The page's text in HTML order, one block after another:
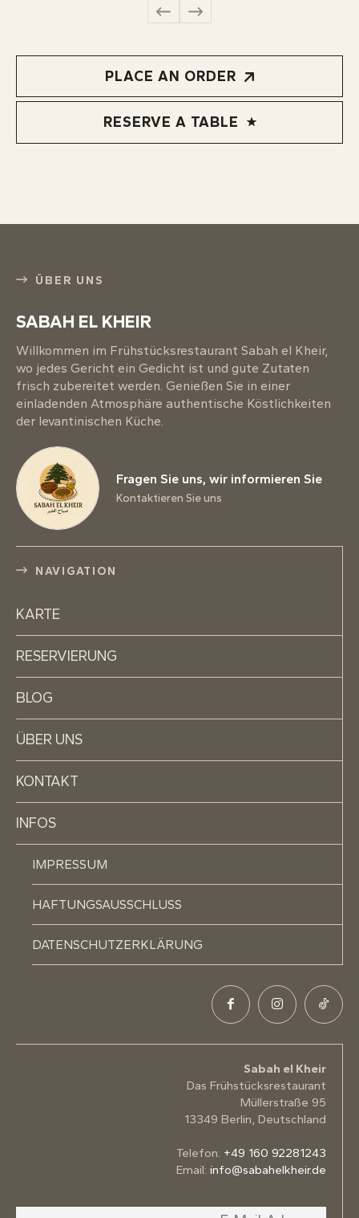
PLACE AN ORDER
RESERVE A TABLE
ÜBER UNS
SABAH EL KHEIR
Willkommen im Frühstücksrestaurant Sabah el Kheir,
wo jedes Gericht ein Gedicht ist und gute Zutaten
frisch zubereitet werden. Genießen Sie in einer
einladenden Atmosphäre authentische Köstlichkeiten
der levantinischen Küche.
Fragen Sie uns, wir informieren Sie
Kontaktieren Sie uns
NAVIGATION
KARTE
RESERVIERUNG
BLOG
ÜBER UNS
KONTAKT
INFOS
IMPRESSUM
HAFTUNGSAUSSCHLUSS
DATENSCHUTZERKLÄRUNG
Sabah el Kheir
Das Frühstücksrestaurant
Müllerstraße 95
13349 Berlin, Deutschland
Telefon: +49 160 92281243
Email: info@sabahelkheir.de